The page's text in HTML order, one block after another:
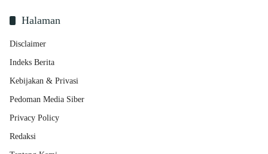
Halaman
Disclaimer
Indeks Berita
Kebijakan & Privasi
Pedoman Media Siber
Privacy Policy
Redaksi